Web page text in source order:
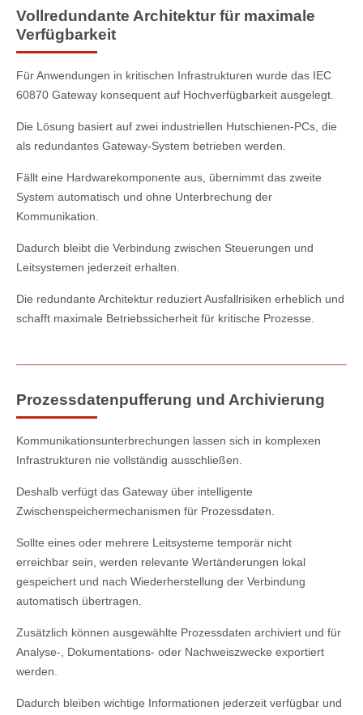
Vollredundante Architektur für maximale
Verfügbarkeit
Für Anwendungen in kritischen Infrastrukturen wurde das IEC
60870 Gateway konsequent auf Hochverfügbarkeit ausgelegt.
Die Lösung basiert auf zwei industriellen Hutschienen-PCs, die
als redundantes Gateway-System betrieben werden.
Fällt eine Hardwarekomponente aus, übernimmt das zweite
System automatisch und ohne Unterbrechung der
Kommunikation.
Dadurch bleibt die Verbindung zwischen Steuerungen und
Leitsystemen jederzeit erhalten.
Die redundante Architektur reduziert Ausfallrisiken erheblich und
schafft maximale Betriebssicherheit für kritische Prozesse.
Prozessdatenpufferung und Archivierung
Kommunikationsunterbrechungen lassen sich in komplexen
Infrastrukturen nie vollständig ausschließen.
Deshalb verfügt das Gateway über intelligente
Zwischenspeichermechanismen für Prozessdaten.
Sollte eines oder mehrere Leitsysteme temporär nicht
erreichbar sein, werden relevante Wertänderungen lokal
gespeichert und nach Wiederherstellung der Verbindung
automatisch übertragen.
Zusätzlich können ausgewählte Prozessdaten archiviert und für
Analyse-, Dokumentations- oder Nachweiszwecke exportiert
werden.
Dadurch bleiben wichtige Informationen jederzeit verfügbar und